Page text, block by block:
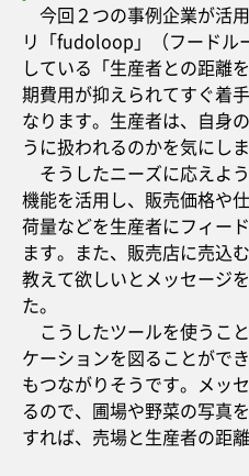
今回２つの事例企業が活
リ「fudoloop」（フードル
している「生産者との距離
期費用が抑えられてすぐ着
なります。生産者は、自身
うに扱われるのかを気にしま
そうしたニーズに応えよ
機能を活用し、販売価格や
荷量などを生産者にフィー
ます。また、販売店に売込
教えて欲しいとメッセージ
た。
こうしたツールを使うこ
ケーションを図ることがで
もつながりそうです。メッ
るので、圃場や野菜の写真
すれば、売場と生産者の距